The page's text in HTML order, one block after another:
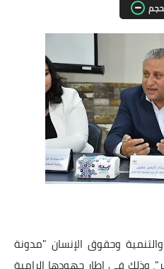
مقالات واراء
محافظات
القاهرة
القليوبية
الجيزة
الاسكندرية
سوهاجوحقوق الإنسان "مدونة